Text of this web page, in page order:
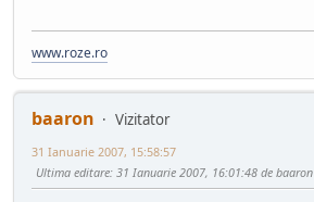
www.roze.ro
baaron
Vizitator
31 Ianuarie 2007, 15:58:57
Ultima editare: 31 Ianuarie 2007, 16:01:48 de baaron